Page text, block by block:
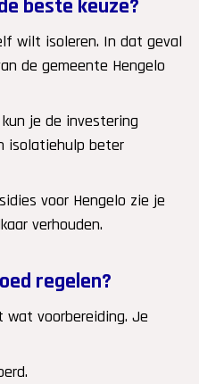
beste keuze?
wilt isoleren. In dat geval
de gemeente Hengelo
je de investering
isolatiehulp beter
voor Hengelo zie je
verhouden.
regelen?
wat voorbereiding. Je